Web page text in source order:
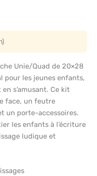
Unie/Quad de 20×28
pour les jeunes enfants,
s’amusant. Ce kit
face, un feutre
un porte-accessoires.
les enfants à l’écriture
ludique et